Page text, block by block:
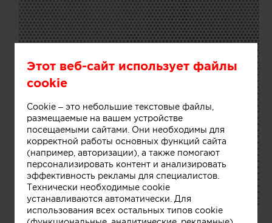
Этот веб-сайт использует файлы
cookie
Cookie – это небольшие текстовые файлы,
размещаемые на вашем устройстве
посещаемыми сайтами. Они необходимы для
корректной работы основных функций сайта
(например, авторизации), а также помогают
персонализировать контент и анализировать
эффективность рекламы для специалистов.
Технически необходимые cookie
устанавливаются автоматически. Для
использования всех остальных типов cookie